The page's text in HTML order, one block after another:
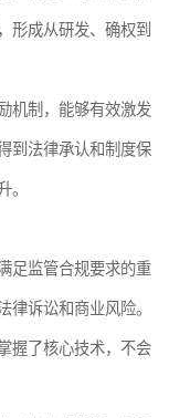
形成从研发、确权到
机制，能够有效激发
到法律承认和制度保
。
足监管合规要求的重
律诉讼和商业风险。
握了核心技术，不会